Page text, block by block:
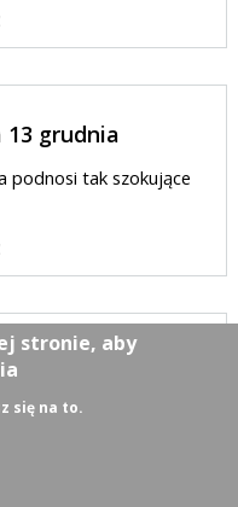
grudnia
podnosi tak szokujące
Pana…
Prezydenta o
stronie, aby
się na to.